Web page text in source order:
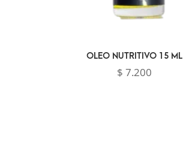
OLEO NUTRITIVO 15 ML
$ 7.200